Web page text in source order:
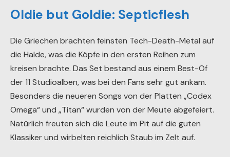
Oldie but Goldie: Septicflesh
Die Griechen brachten feinsten Tech-Death-Metal auf
die Halde, was die Köpfe in den ersten Reihen zum
kreisen brachte. Das Set bestand aus einem Best-Of
der 11 Studioalben, was bei den Fans sehr gut ankam.
Besonders die neueren Songs von der Platten „Codex
Omega“ und „Titan“ wurden von der Meute abgefeiert.
Natürlich freuten sich die Leute im Pit auf die guten
Klassiker und wirbelten reichlich Staub im Zelt auf.